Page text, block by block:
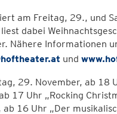
am Freitag, 29., und
dabei
Nähere Informationen
und
29. November, ab 18
17 Uhr „Rocking
16 Uhr „Der